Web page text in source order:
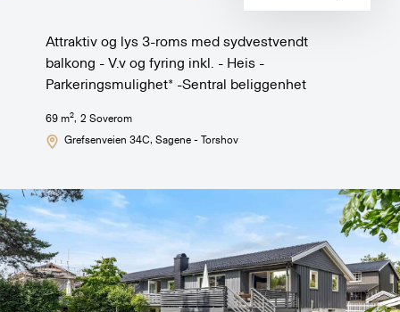
Attraktiv og lys 3-roms med sydvestvendt
balkong - V.v og fyring inkl. - Heis -
Parkeringsmulighet* -Sentral beliggenhet
69 m2, 2 Soverom
Grefsenveien 34C, Sagene - Torshov